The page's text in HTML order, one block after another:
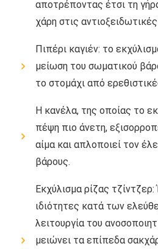
αποτρέποντας έτσι τη
χάρη στις
Πιπέρι καγιέν: το
μείωση του σωματικού
το στομάχι από
Η κανέλα, της οποίας το
πέψη πιο άνετη,
αίμα και απλοποιεί τον
βάρους.
Εκχύλισμα ρίζας
ιδιότητες κατά των
λειτουργία του
μειώνει τα επίπεδα